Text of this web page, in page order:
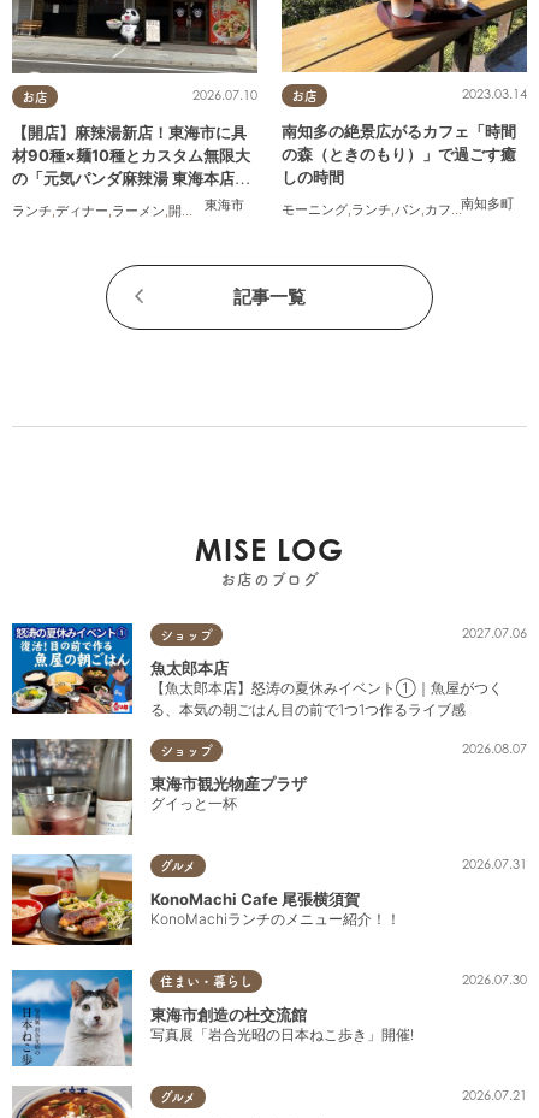
お店
東海市
2026.07.10
【開店】麻辣湯新店！東海市に具
材90種×麺10種とカスタム無限大
の「元気パンダ麻辣湯 東海本店」
ランチ,ディナー,ラーメン,開店 夫婦,カップル ,おひとりさま ,友人,トレンド
お店
南知多町
2023.03.14
南知多の絶景広がるカフェ「時間
の森（ときのもり）」で過ごす癒
しの時間
モーニング,ランチ,パン,カフェ ,テイクアウ
記事一覧
MISE LOG
お店のブログ
ショップ 2027.07.06
魚太郎本店
【魚太郎本店】怒涛の夏休みイベント①｜魚屋がつく
る、本気の朝ごはん目の前で1つ1つ作るライブ感
ショップ 2026.08.07
東海市観光物産プラザ
グイっと一杯
グルメ 2026.07.31
KonoMachi Cafe 尾張横須賀
KonoMachiランチのメニュー紹介！！
住まい・暮らし 2026.07.30
東海市創造の杜交流館
写真展「岩合光昭の日本ねこ歩き」開催!
グルメ 2026.07.21